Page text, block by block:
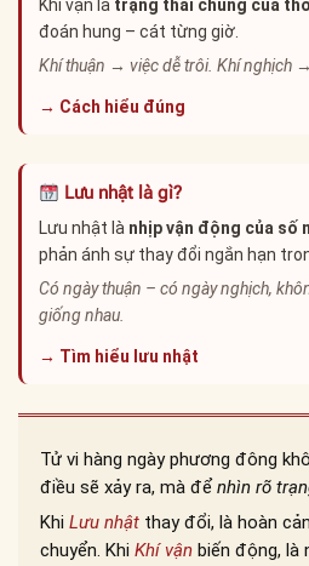
Khí vận là trạng thái chung của
đoán hung – cát từng giờ.
Khí thuận → việc dễ trôi. Khí nghịch
→ Cách hiểu đúng
Lưu nhật là gì?
Lưu nhật là nhịp vận động của số
phản ánh sự thay đổi ngắn hạn
Có ngày thuận – có ngày nghịch,
giống nhau.
→ Tìm hiểu lưu nhật
Tử vi hàng ngày phương đông
điều sẽ xảy ra, mà đểnhìn rõ
Khi Lưu nhật thay đổi, là hoàn
chuyển. Khi Khí vận biến động, là